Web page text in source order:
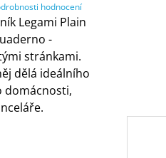
hodnocení
Legami Plain
-
stránkami.
dělá ideálního
domácnosti,